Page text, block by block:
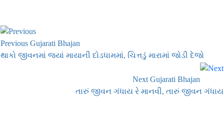
Previous Gujarati Bhajan
થાકો જીવનમાં જ્યાં માયાની દોડધામમાં, ચિત્તડું મારામાં જોડી દેજો
Next Gujarati Bhajan
તારું જીવન ગંધાય રે માનવી, તારું જીવન ગંધાય